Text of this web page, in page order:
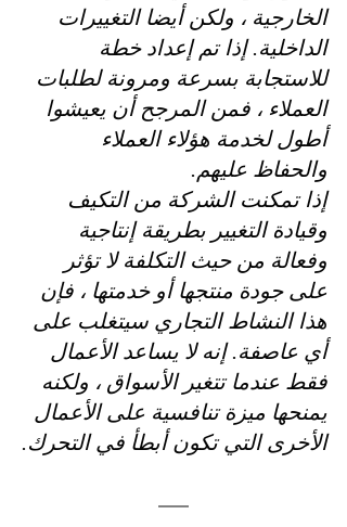
الخارجية ، ولكن أيضا التغييرات
الداخلية. إذا تم إعداد خطة
للاستجابة بسرعة ومرونة لطلبات
العملاء ، فمن المرجح أن يعيشوا
أطول لخدمة هؤلاء العملاء
والحفاظ عليهم.
إذا تمكنت الشركة من التكيف
وقيادة التغيير بطريقة إنتاجية
وفعالة من حيث التكلفة لا تؤثر
على جودة منتجها أو خدمتها ، فإن
هذا النشاط التجاري سيتغلب على
أي عاصفة. إنه لا يساعد الأعمال
فقط عندما تتغير الأسواق ، ولكنه
يمنحها ميزة تنافسية على الأعمال
الأخرى التي تكون أبطأ في التحرك.